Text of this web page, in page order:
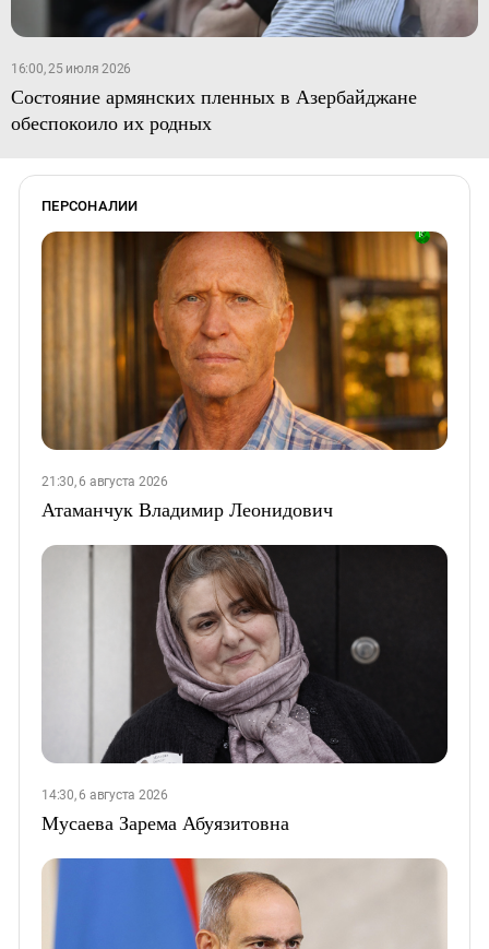
16:00, 25 июля 2026
Состояние армянских пленных в Азербайджане
обеспокоило их родных
ПЕРСОНАЛИИ
21:30, 6 августа 2026
Атаманчук Владимир Леонидович
14:30, 6 августа 2026
Мусаева Зарема Абуязитовна